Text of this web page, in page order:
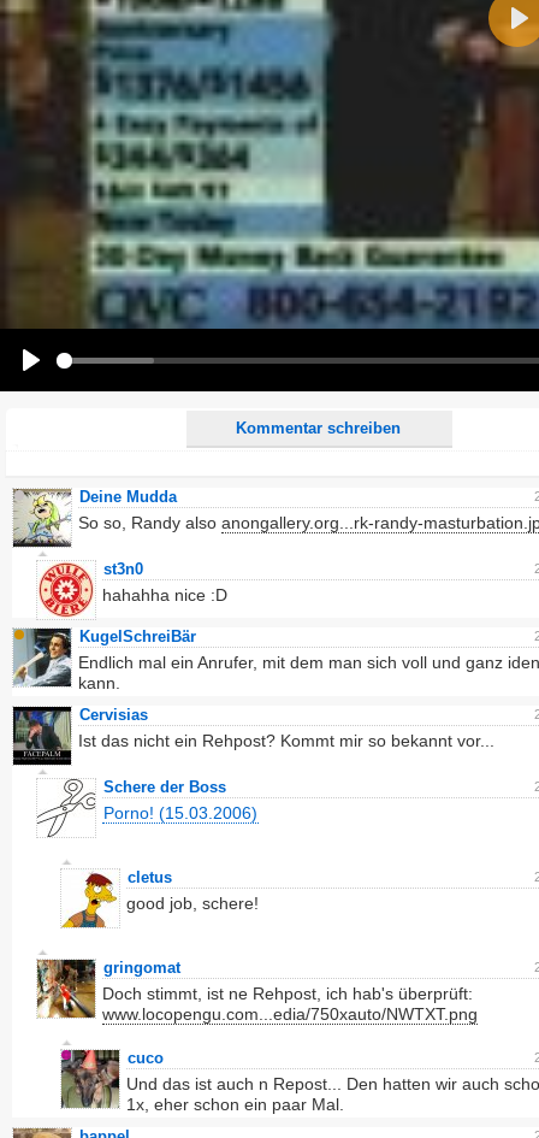
Kommentar schreiben
E-Mail-Adresse (optional):
Alle HTML-Tags außer <br>, <strike> und <i> werden aus Deinem Kommentar entfernt.
URLs werden automatisch umgewandelt. Bitte verwende "www." oder "http://" in URLs
Ich möchte eine E-Mail, wenn auf dieser Seite weitere Kommentare erscheinen.
Deine Mudda
So so, Randy also anongallery.org...rk-randy-
st3n0
hahahha nice :D
KugelSchreiBär
Endlich mal ein Anrufer, mit dem man sich voll und ganz
kann.
Cervisias
Ist das nicht ein Rehpost? Kommt mir so bekannt vor...
Schere der Boss
Porno! (15.03.2006)
cletus
good job, schere!
gringomat
Doch stimmt, ist ne Rehpost, ich hab's überprüft:
www.locopengu.com...edia/750xauto/NWTXT.png
cuco
Und das ist auch n Repost... Den hatten wir auch
1x, eher schon ein paar Mal.